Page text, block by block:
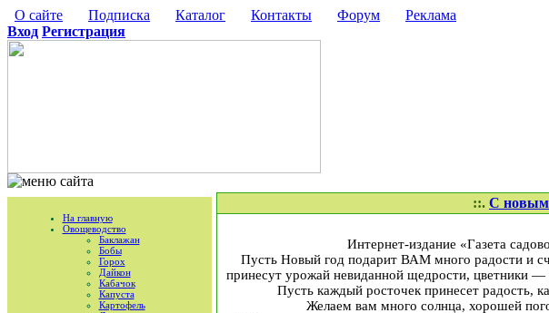
О сайте Подписка Каталог Контакты Форум
Реклама
Вход Регистрация
На главную
Овощеводство
Баклажан
Бобы
Горох
Дайкон
Кабачок
Капуста
Картофель
::. С новым
Интернет-издание «Газета
Пусть Новый год подарит ВАМ много радости и
принесут урожай невиданной щедрости, цветники —
Пусть каждый росточек принесет радость,
Желаем вам много солнца, хорошей